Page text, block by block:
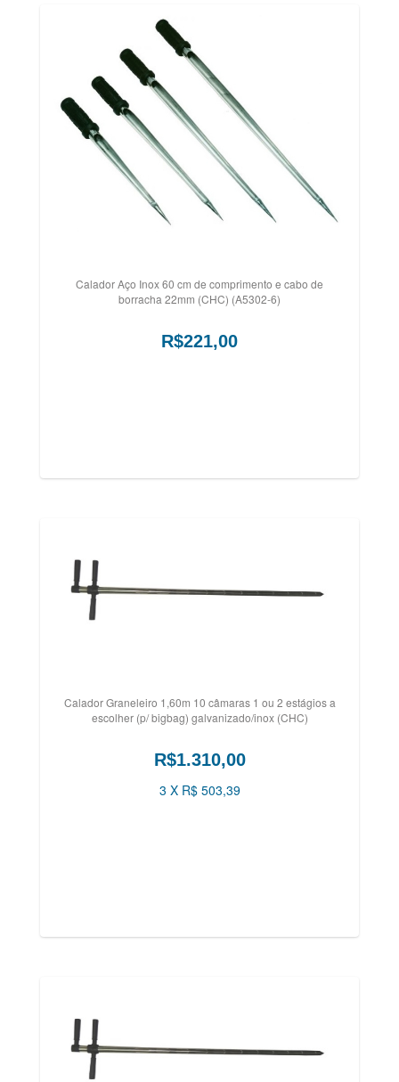
Calador Aço Inox 60 cm de comprimento e cabo de
borracha 22mm (CHC) (A5302-6)
R$221,00
Calador Graneleiro 1,60m 10 câmaras 1 ou 2 estágios a
escolher (p/ bigbag) galvanizado/inox (CHC)
R$1.310,00
3 X R$ 503,39